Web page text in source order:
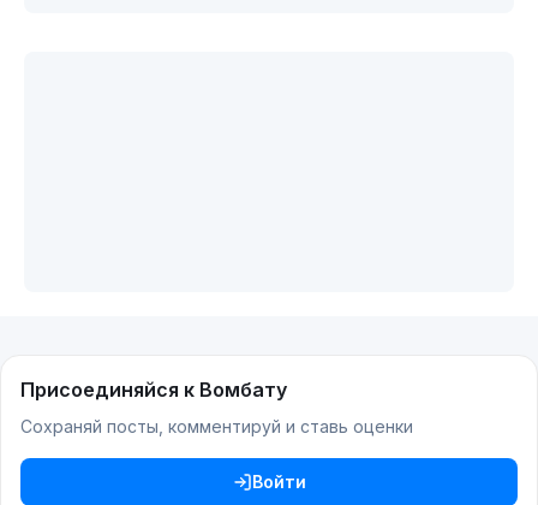
Присоединяйся к Вомбату
Сохраняй посты, комментируй и ставь оценки
Войти